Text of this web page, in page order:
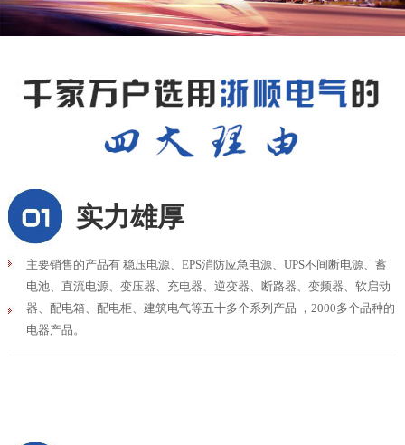
实力雄厚
主要销售的产品有 稳压电源、EPS消防应急电源、UPS不间断电源、蓄
电池、直流电源、变压器、充电器、逆变器、断路器、变频器、软启动
器、配电箱、配电柜、建筑电气等五十多个系列产品 ，2000多个品种的
电器产品。